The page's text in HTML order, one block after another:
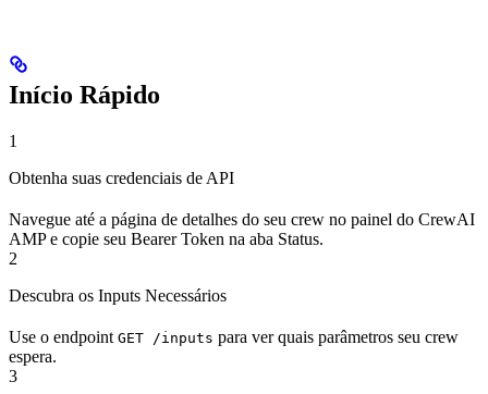
Início Rápido
1
Obtenha suas credenciais de API
Navegue até a página de detalhes do seu crew no painel do CrewAI
AMP e copie seu Bearer Token na aba Status.
2
Descubra os Inputs Necessários
Use o endpoint GET /inputs para ver quais parâmetros seu crew
espera.
3